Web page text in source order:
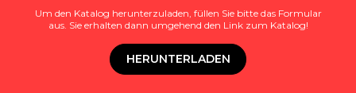
Um den Katalog herunterzuladen, füllen Sie bitte das Formular
aus. Sie erhalten dann umgehend den Link zum Katalog!
HERUNTERLADEN